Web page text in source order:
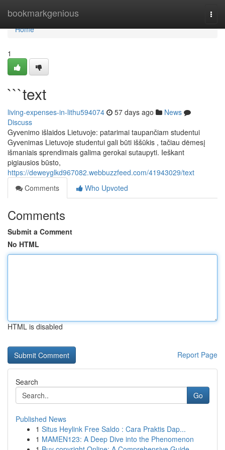
bookmarkgenious
Home
Home
1
```text
living-expenses-in-lithu594074 57 days ago
News
Discuss
Gyvenimo išlaidos Lietuvoje: patarimai taupančiam studentui
Gyvenimas Lietuvoje studentui gali būti iššūkis , tačiau dėmesį
išmaniais sprendimais galima gerokai sutaupyti. Ieškant
pigiausios būsto,
https://deweyglkd967082.webbuzzfeed.com/41943029/text
Comments
Who Upvoted
Comments
Submit a Comment
No HTML
HTML is disabled
Report Page
Search
Go
Published News
1 Situs Heylink Free Saldo : Cara Praktis Dap...
1 MAMEN123: A Deep Dive into the Phenomenon